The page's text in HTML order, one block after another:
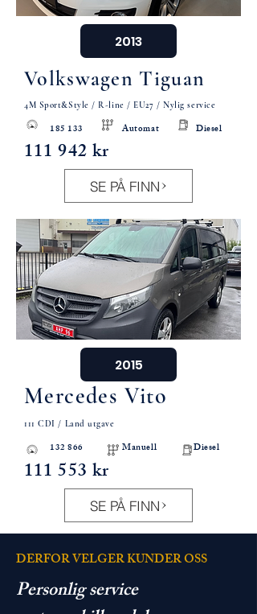
2013
Volkswagen Tiguan
4M Sport&Style / R-line / EU27 / Nylig service
185 133 Automat Diesel
111 942 kr
SE PÅ FINN
2015
Mercedes Vito
111 CDI / Land utgave
132 866 Manuell Diesel
111 553 kr
SE PÅ FINN
DERFOR VELGER KUNDER OSS
Personlig service